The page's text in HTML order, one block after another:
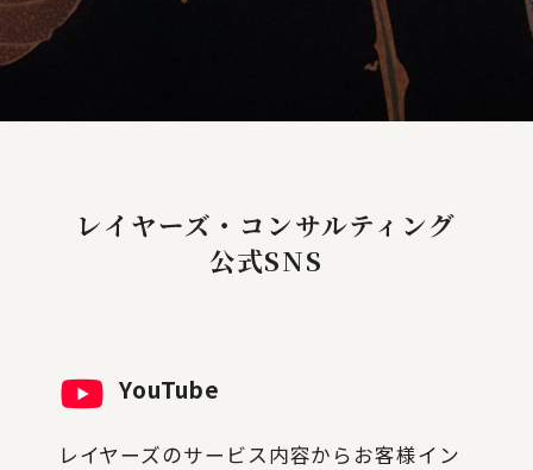
レイヤーズ・コンサルティング
公式SNS
YouTube
レイヤーズのサービス内容からお客様イン